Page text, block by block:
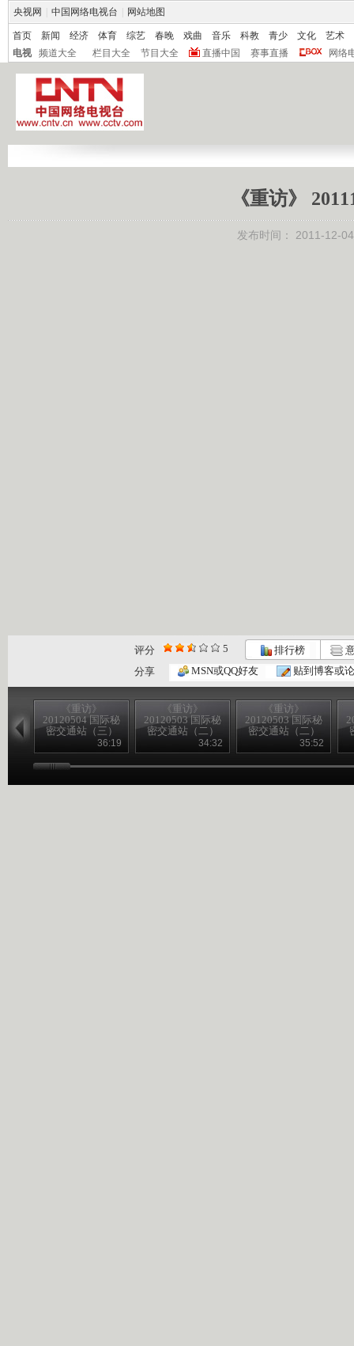
央视网 中国网络电视台 网站地图
首页 新闻 经济 体育 综艺 春晚 戏曲 音乐 科教 青少 文化
艺术
电视
频道大全 栏目大全 节目大全 直播中国 赛事直播 网络
《重访》
发布时间： 2011-12-
评分 5 排行榜
分享
MSN或QQ好友 贴到博客或
《重访》
20120504 国际秘
密交通站（三）
36:19
《重访》
20120503 国际秘
密交通站（二）
34:32
《重访》
20120503 国际秘
密交通站（二）
35:52